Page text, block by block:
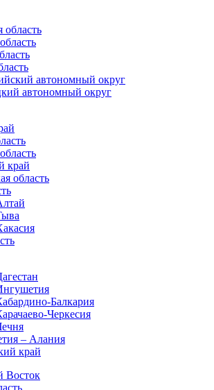
область
автономный округ
автономный округ
край
область
Балкария
Черкесия
– Алания
край
Восток